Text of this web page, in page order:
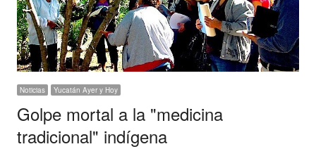
Noticias Yucatán Ayer y Hoy
Golpe mortal a la "medicina
tradicional" indígena